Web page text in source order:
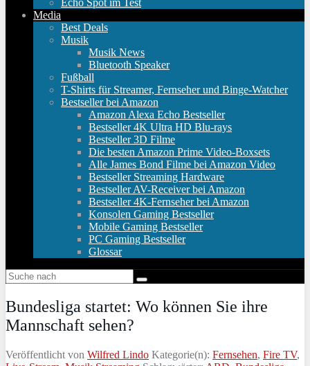
Echo Spot im Test
Media
Best Deals
Musik
Musik News
Bluetooth Speaker
Fußball
T-Shirts für Streamer, Fernseher und Binge-Watcher
Bestseller bei Amazon
Amazon Alexa Echo Bestseller
Bestseller 4K Ultra HD Blu-rays
Bestseller 3D Filme
Die besten Amazon Prime Video-Boxsets
Alle James Bond Filme bei Amazon Video
Bestseller Streaming Hardware
Bestseller AV-Receiver bei Amazon
Bestseller 4K-Fernseher bei Amazon
Konsolen Gaming Bestseller
Mobile Gaming Bestseller
PC Gaming Bestseller
Glossar
Bundesliga startet: Wo können Sie ihre
Mannschaft sehen?
Veröffentlicht von Wilfred Lindo Kategorie(n): Fernsehen, Fire TV,